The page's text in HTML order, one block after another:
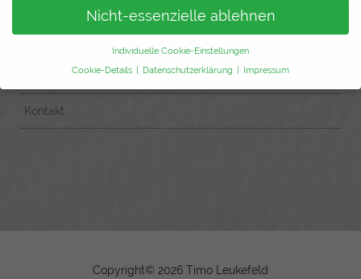
Autarkes Wohnen
Kontakt
Copyright© 2026 Timo Leukefeld
Nicht-essenzielle ablehnen
Individuelle Cookie-Einstellungen
Cookie-Details
Datenschutzerklärung Impressum
Datenschutzeinstellungen
Wenn Sie unter 16 Jahre alt sind und Ihre Zustimmung zu
Verwendung Ihrer Daten finden Sie in unserer